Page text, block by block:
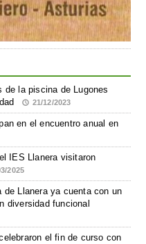
de la piscina de Lugones
21/12/2023
en el encuentro anual en
IES Llanera visitaron
2025
de Llanera ya cuenta con un
diversidad funcional
el fin de curso con